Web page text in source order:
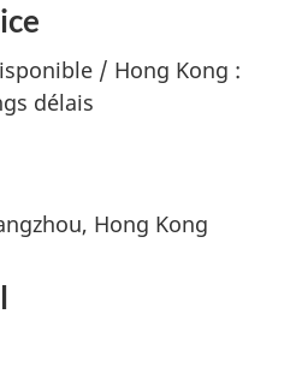
/ Hong Kong :
délais
Hong Kong